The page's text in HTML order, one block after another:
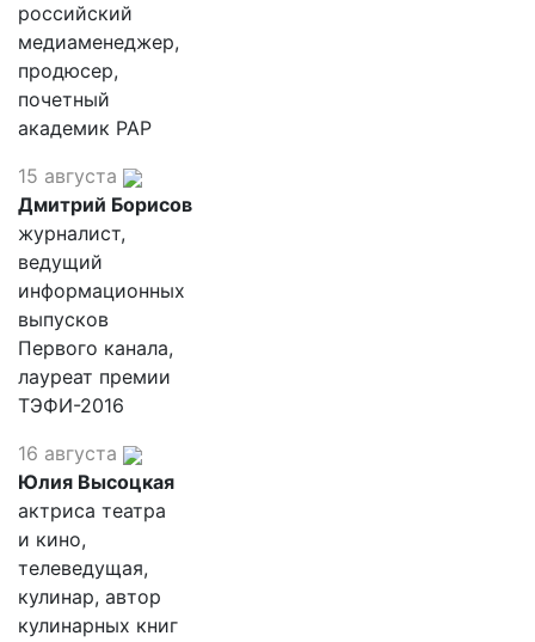
российский
медиаменеджер,
продюсер,
почетный
академик РАР
15 августа
Дмитрий Борисов
журналист,
ведущий
информационных
выпусков
Первого канала,
лауреат премии
ТЭФИ-2016
16 августа
Юлия Высоцкая
актриса театра
и кино,
телеведущая,
кулинар, автор
кулинарных книг